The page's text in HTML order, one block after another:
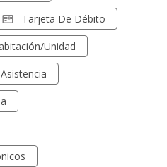
Tarjeta De Débito
unidad